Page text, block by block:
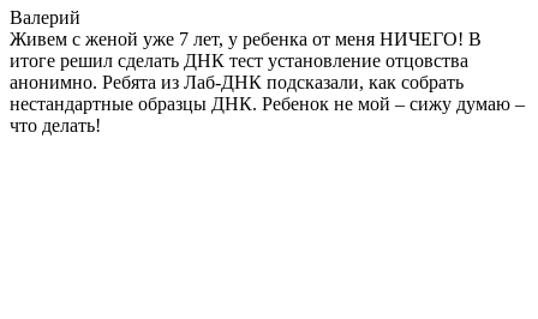
Валерий
Живем с женой уже 7 лет, у ребенка от меня НИЧЕГО! В
итоге решил сделать ДНК тест установление отцовства
анонимно. Ребята из Лаб-ДНК подсказали, как собрать
нестандартные образцы ДНК. Ребенок не мой – сижу думаю –
что делать!